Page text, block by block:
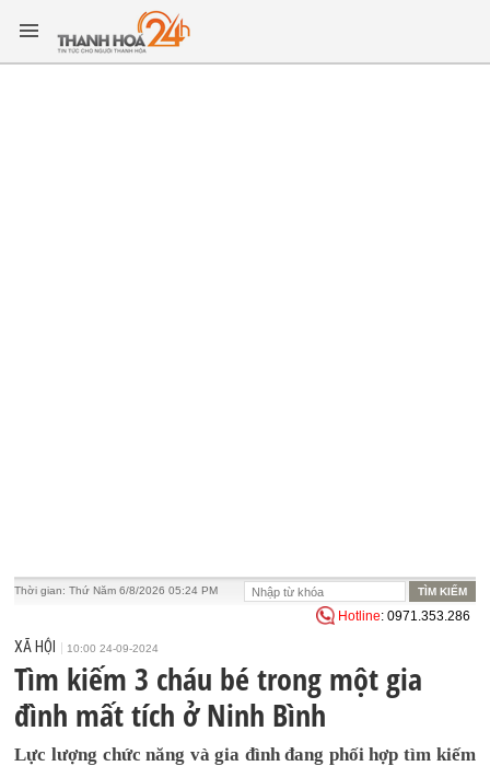
Thời gian:Thứ Năm 6/8/2026 05:24 PM
Hotline: 0971.353.286
XÃ HỘI 10:00 24-09-2024
Tìm kiếm 3 cháu bé trong một gia
đình mất tích ở Ninh Bình
Lực lượng chức năng và gia đình đang phối hợp tìm kiếm